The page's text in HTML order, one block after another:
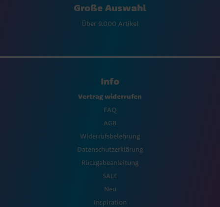
Große Auswahl
Über 9.000 Artikel
Info
Vertrag widerrufen
FAQ
AGB
Widerrufsbelehrung
Datenschutzerklärung
Rückgabeanleitung
SALE
Neu
Inspiration